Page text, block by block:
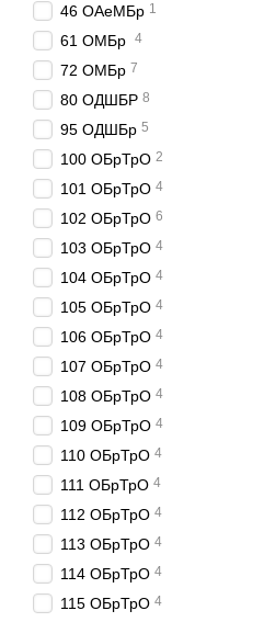
46 ОАеМБр 1
61 ОМБр 4
72 ОМБр 7
80 ОДШБР 8
95 ОДШБр 5
100 ОБрТрО 2
101 ОБрТрО 4
102 ОБрТрО 6
103 ОБрТрО 4
104 ОБрТрО 4
105 ОБрТрО 4
106 ОБрТрО 4
107 ОБрТрО 4
108 ОБрТрО 4
109 ОБрТрО 4
110 ОБрТрО 4
111 ОБрТрО 4
112 ОБрТрО 4
113 ОБрТрО 4
114 ОБрТрО 4
115 ОБрТрО 4